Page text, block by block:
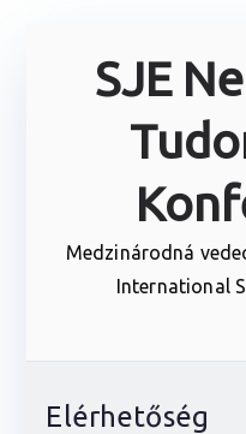
SJE
Medzinárodná
International
Elérhetőség